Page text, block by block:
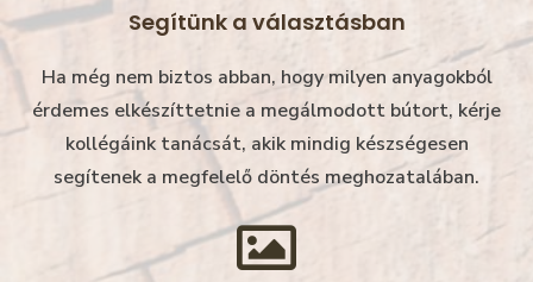
Segítünk a választásban
Ha még nem biztos abban, hogy milyen anyagokból
érdemes elkészíttetnie a megálmodott bútort, kérje
kollégáink tanácsát, akik mindig készségesen
segítenek a megfelelő döntés meghozatalában.